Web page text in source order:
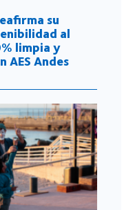
su
al
limpia y
AES Andes